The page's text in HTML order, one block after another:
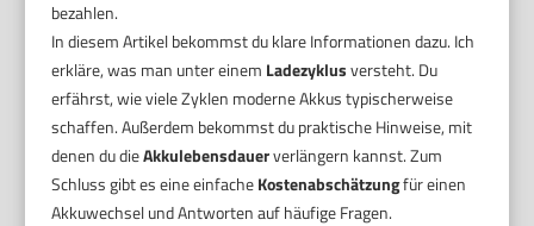
bezahlen.
In diesem Artikel bekommst du klare Informationen dazu. Ich
erkläre, was man unter einem Ladezyklusversteht. Du
erfährst, wie viele Zyklen moderne Akkus typischerweise
schaffen. Außerdem bekommst du praktische Hinweise, mit
denen du dieAkkulebensdauerverlängern kannst. Zum
Schluss gibt es eine einfacheKostenabschätzungfür einen
Akkuwechsel und Antworten auf häufige Fragen.